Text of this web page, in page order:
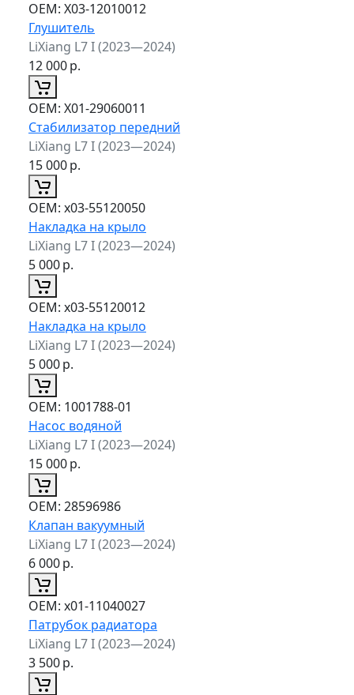
ОЕМ: X03-12010012
Глушитель
LiXiang L7 I (2023—2024)
12 000р.
ОЕМ: X01-29060011
Стабилизатор передний
LiXiang L7 I (2023—2024)
15 000р.
ОЕМ: x03-55120050
Накладка на крыло
LiXiang L7 I (2023—2024)
5 000р.
ОЕМ: x03-55120012
Накладка на крыло
LiXiang L7 I (2023—2024)
5 000р.
ОЕМ: 1001788-01
Насос водяной
LiXiang L7 I (2023—2024)
15 000р.
ОЕМ: 28596986
Клапан вакуумный
LiXiang L7 I (2023—2024)
6 000р.
ОЕМ: x01-11040027
Патрубок радиатора
LiXiang L7 I (2023—2024)
3 500р.